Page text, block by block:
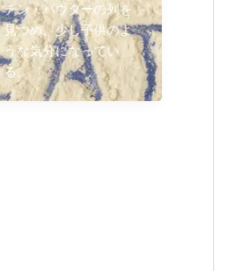
チン・パウダーの列を
見つめ、少し子供のよ
うな気分になってい
る。